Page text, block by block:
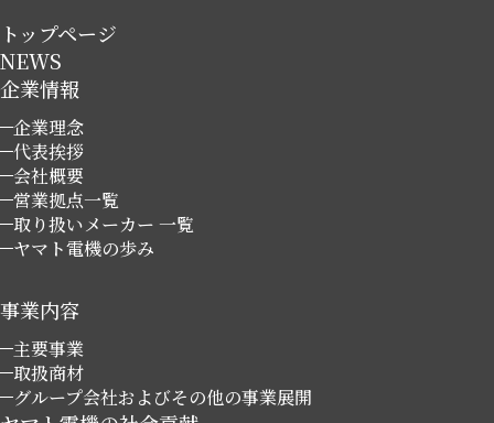
トップページ
NEWS
企業情報
企業理念
代表挨拶
会社概要
営業拠点一覧
取り扱いメーカー 一覧
ヤマト電機の歩み
事業内容
主要事業
取扱商材
グループ会社およびその他の事業展開